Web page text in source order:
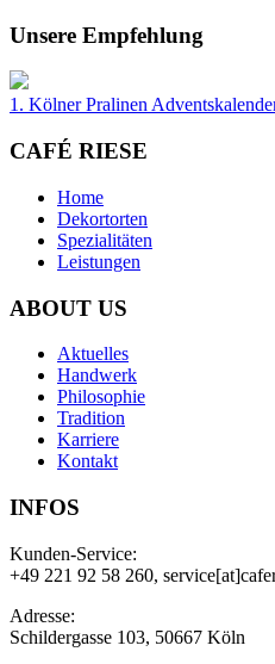
Unsere Empfehlung
1. Kölner Pralinen
CAFÉ RIESE
Home
Dekortorten
Spezialitäten
Leistungen
ABOUT US
Aktuelles
Handwerk
Philosophie
Tradition
Karriere
Kontakt
INFOS
Kunden-Service:
+49 221 92 58 260,
Adresse:
Schildergasse 103, 50667 Köln